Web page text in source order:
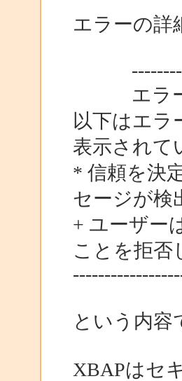
エラーの詳
エラー
以下はエラ
表示されて
* 信頼を決
セージが検
+ ユーザー
ことを拒否
という内容
XBAPはセ